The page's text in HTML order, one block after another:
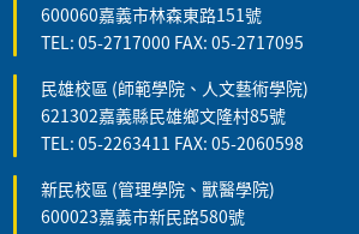
600060嘉義市林森東路151號
TEL: 05-2717000 FAX: 05-2717095
民雄校區 (師範學院、人文藝術學院)
621302嘉義縣民雄鄉文隆村85號
TEL: 05-2263411 FAX: 05-2060598
新民校區 (管理學院、獸醫學院)
600023嘉義市新民路580號